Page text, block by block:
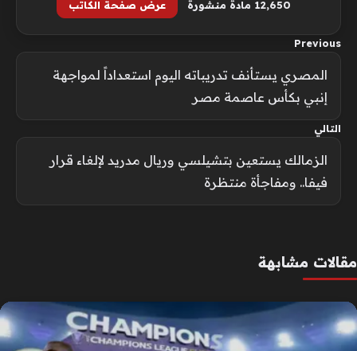
12٬650 مادة منشورة عرض صفحة الكاتب
Previous
المصري يستأنف تدريباته اليوم استعداداً لمواجهة
إنبي بكأس عاصمة مصر
التالي
الزمالك يستعين بتشيلسي وريال مدريد لإلغاء قرار
فيفا.. ومفاجأة منتظرة
مقالات مشابهة